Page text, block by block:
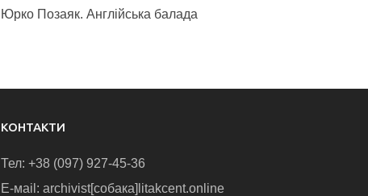
Юрко Позаяк. Англійська балада
КОНТАКТИ
Тел: +38 (097) 927-45-36
E-маіl: archivist[собака]litakcent.online